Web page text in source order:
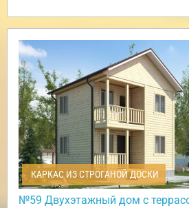
КАРКАС ИЗ СТРОГАНОЙ ДОСКИ
№59 Двухэтажный дом с